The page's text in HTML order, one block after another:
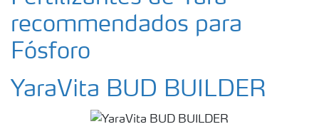
recommendados para
Fósforo
YaraVita BUD BUILDER